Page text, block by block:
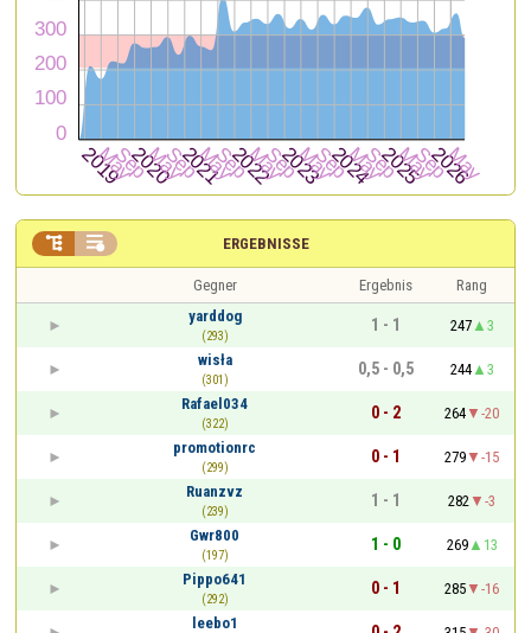
ERGEBNISSE
 
Gegner Ergebnis
Rang
yarddog
(293)
1 - 1 247
3
wisła
(301)
0,5 - 0,5 244
3
Rafael034
(322)
0 - 2 264
-20
promotionrc
(299)
0 - 1 279
-15
Ruanzvz
(239)
1 - 1 282
-3
Gwr800
(197)
1 - 0 269
13
Pippo641
(292)
0 - 1 285
-16
leebo1